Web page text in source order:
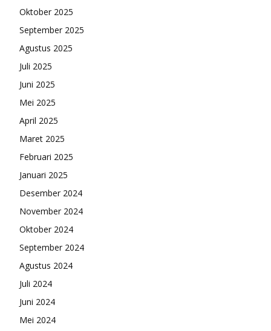
Oktober 2025
September 2025
Agustus 2025
Juli 2025
Juni 2025
Mei 2025
April 2025
Maret 2025
Februari 2025
Januari 2025
Desember 2024
November 2024
Oktober 2024
September 2024
Agustus 2024
Juli 2024
Juni 2024
Mei 2024